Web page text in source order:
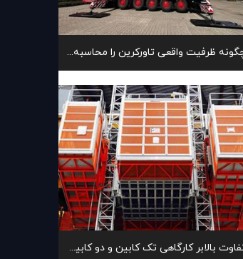
چگونه ظرفیت واقعی تاورکرین را محاسبه کنیم؟
تفاوت بالابر کارگاهی تک کابین و دو کابین با یکدیگر